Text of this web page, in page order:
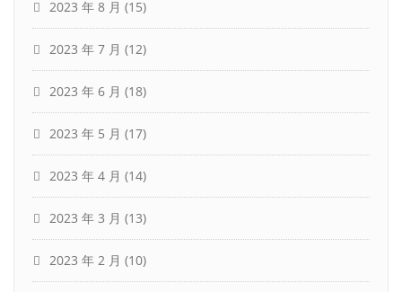
2023 年 8 月 (15)
2023 年 7 月 (12)
2023 年 6 月 (18)
2023 年 5 月 (17)
2023 年 4 月 (14)
2023 年 3 月 (13)
2023 年 2 月 (10)